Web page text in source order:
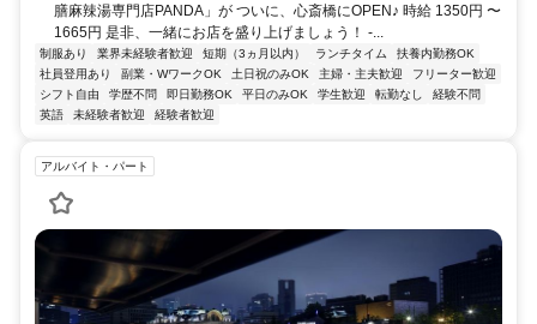
膳麻辣湯専門店PANDA」が ついに、心斎橋にOPEN♪ 時給 1350円 〜
1665円 是非、一緒にお店を盛り上げましょう！ -...
制服あり 業界未経験者歓迎 短期（3ヵ月以内） ランチタイム
扶養内勤務OK
社員登用あり
副業・WワークOK 土日祝のみOK 主婦・主夫歓迎
フリーター歓迎
シフト自由
学歴不問 即日勤務OK 平日のみOK 学生歓迎 転勤なし
経験不問
英語
未経験者歓迎 経験者歓迎
アルバイト・パート